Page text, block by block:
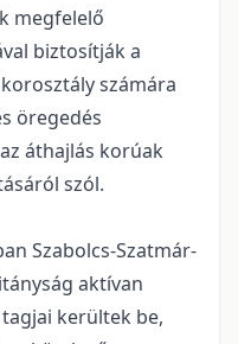
megfelelő
biztosítják a
számára
öregedés
áthajlás korúak
szól.
Szabolcs-Szatmár-
aktívan
kerültek be,